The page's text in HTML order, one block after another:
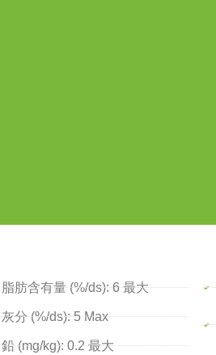
脂肪含有量 (%/ds): 6 最大
灰分 (%/ds): 5 Max
鉛 (mg/kg): 0.2 最大